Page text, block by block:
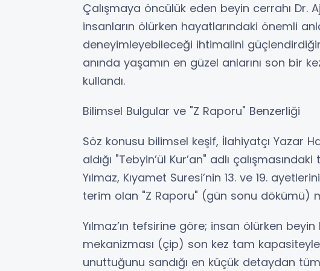
Çalışmaya öncülük eden beyin cerrahı Dr.
insanların ölürken hayatlarındaki önemli
deneyimleyebileceği ihtimalini
anında yaşamın en güzel anlarını son bir
kullandı.
Bilimsel Bulgular ve "Z Raporu" Benzerliği
Söz konusu bilimsel keşif, İlahiyatçı Yazar
aldığı "Tebyin’ül Kur’an" adlı
Yılmaz, Kıyamet Suresi’nin 13. ve 19.
terim olan "Z Raporu" (gün sonu dökümü)
Yılmaz’ın tefsirine göre; insan ölürken
mekanizması (çip) son kez tam
unuttuğunu sandığı en küçük detaydan